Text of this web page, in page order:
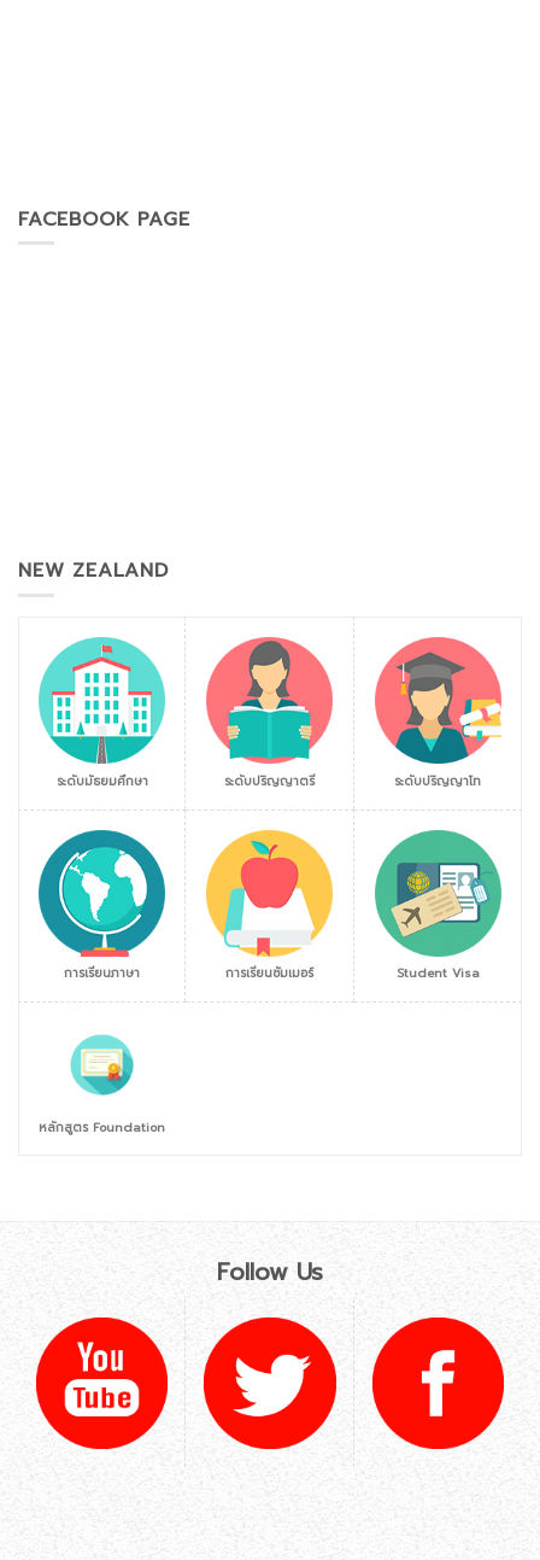
FACEBOOK PAGE
NEW ZEALAND
ระดับมัธยมศึกษา ระดับปริญญาตรี ระดับปริญญาโท
การเรียนภาษา การเรียนซัมเมอร์ Student Visa
หลักสูตร Foundation
Follow Us